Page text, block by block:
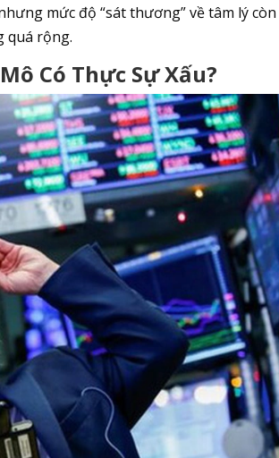
mức độ “sát thương” về tâm lý còn
quá rộng.
Có Thực Sự Xấu?